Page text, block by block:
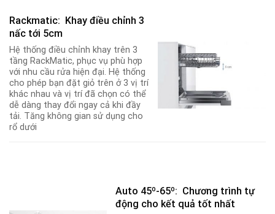
Rackmatic: Khay điều chỉnh 3
nấc tới 5cm
Hệ thống điều chỉnh khay trên 3
tầng RackMatic, phục vụ phù hợp
với nhu cầu rửa hiện đại. Hệ thống
cho phép bạn đặt giỏ trên ở 3 vị trí
khác nhau và vị trí đã chọn có thể
dễ dàng thay đổi ngay cả khi đầy
tải. Tăng không gian sử dụng cho
rổ dưới
Auto 45º-65º: Chương trình tự
động cho kết quả tốt nhất